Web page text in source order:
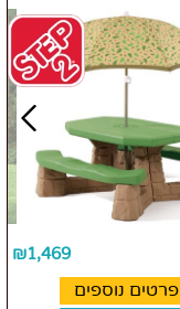
₪1,469
פרטים נוספים